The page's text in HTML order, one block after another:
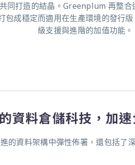
共同打造的結晶。Greenplum 再整合
包成穩定而適用在生產環境的發行
級支援與進階的加值功能。
資料倉儲科技，加
資料架構中彈性佈署，還包括了